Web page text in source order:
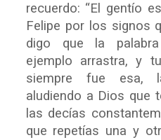
recuerdo: “El gentío
Felipe por los signos
digo que la
ejemplo arrastra, y
siempre fue esa,
aludiendo a Dios que
las decías
que repetías una y